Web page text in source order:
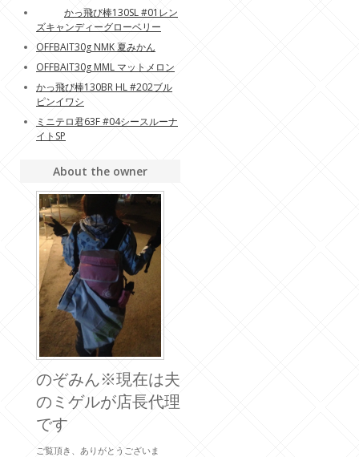
かっ飛び棒130SL #01レン
ズキャンディーグローベリー
OFFBAIT30g NMK 夏みかん
OFFBAIT30g MML マットメロン
かっ飛び棒130BR HL #202ブル
ピンイワシ
ミニテロ君63F #04シースルーナ
イトSP
About the owner
のぞみん※現在は夫
のミゲルが店長代理
です
ご覧頂き、ありがとうございま